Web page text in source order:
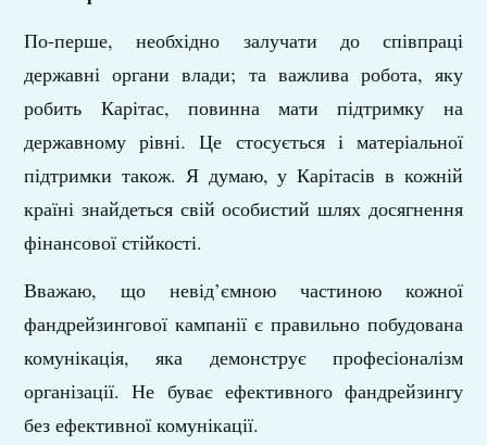
По-перше, необхідно залучати до співпраці
державні органи влади; та важлива робота, яку
робить Карітас, повинна мати підтримку на
державному рівні. Це стосується і матеріальної
підтримки також. Я думаю, у Карітасів в кожній
країні знайдеться свій особистий шлях досягнення
фінансової стійкості.
Вважаю, що невід’ємною частиною кожної
фандрейзингової кампанії є правильно побудована
комунікація, яка демонструє професіоналізм
організації. Не буває ефективного фандрейзингу
без ефективної комунікації.